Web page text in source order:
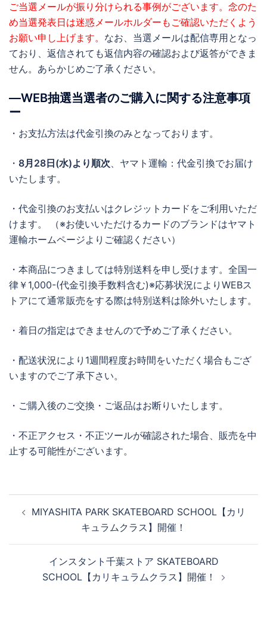
ご当選メールが振り分けられる事例がございます。念のた
め当選発表日は迷惑メールホルダーもご確認いただくよう
お願い申し上げます。 なお、当選メールは配信専用となっ
ており、返信されても返信内容の確認および返答ができま
せん。あらかじめご了承ください。
―WEB抽選当選者のご購入に関する注意事項
ー
・お支払方法は代金引換のみとなっております。
・ 8月28日(水)より順次、ヤマト運輸：代金引換でお届け
いたします。
・代金引換のお支払いはクレジットカードをご利用いただ
けます。 （※お使いいただけるカードのブランドはヤマト
運輸ホームページよりご確認ください）
・本商品につきましては特別送料を申し受けます。全国一
律￥1,000-(代金引換手数料含む)※応募状況によりWEBス
トアにて通常販売をする際は特別送料は除外いたします。
・着日の指定はできませんので予めご了承ください。
・配送状況により1週間程度お時間をいただく場合もござ
いますのでご了承下さい。
・ご購入後のご交換・ご返品はお断りいたします。
・不正アクセス・不正ツールが確認された場合、販売を中
止する可能性がございます。
稿
MIYASHITA PARK SKATEBOARD SCHOOL【カリ
キュラムクラス】開催！
インスタント千葉ストア SKATEBOARD
SCHOOL【カリキュラムクラス】開催！